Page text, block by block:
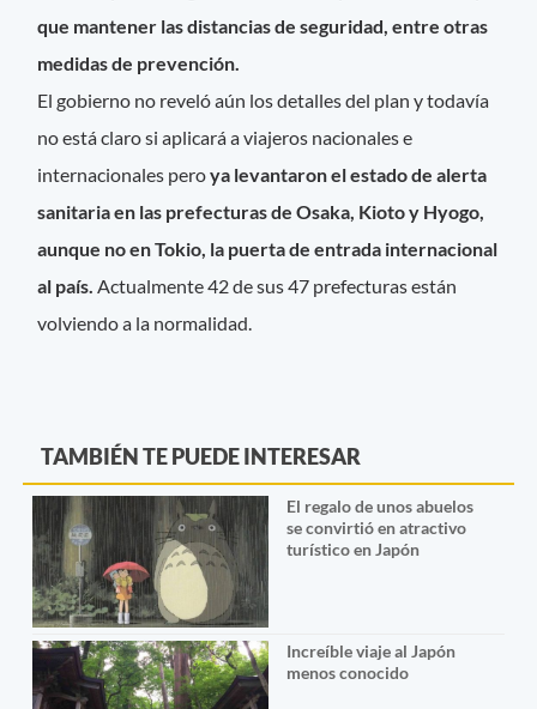
que mantener las distancias de seguridad, entre otras
medidas de prevención.
El gobierno no reveló aún los detalles del plan y todavía
no está claro si aplicará a viajeros nacionales e
internacionales peroya levantaron el estado de alerta
sanitaria en las prefecturas de Osaka, Kioto y Hyogo,
aunque no en Tokio, la puerta de entrada internacional
al país. Actualmente 42 de sus 47 prefecturas están
volviendo a la normalidad.
TAMBIÉN TE PUEDE INTERESAR
El regalo de unos abuelos
se convirtió en atractivo
turístico en Japón
Increíble viaje al Japón
menos conocido